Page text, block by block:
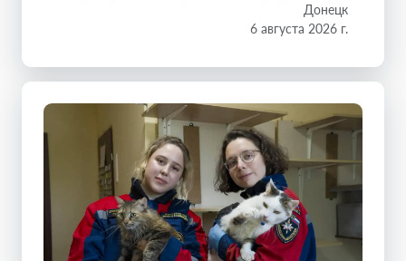
Донецк
6 августа 2026 г.